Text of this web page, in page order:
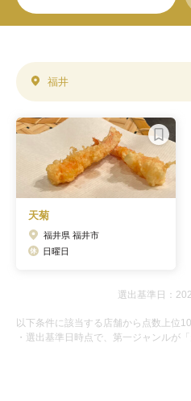
福井
天菊
福井県 福井市
日曜日
選出基準日：
以下条件に該当する店舗から点数上位
・選出基準日時点で、第一ジャンルが